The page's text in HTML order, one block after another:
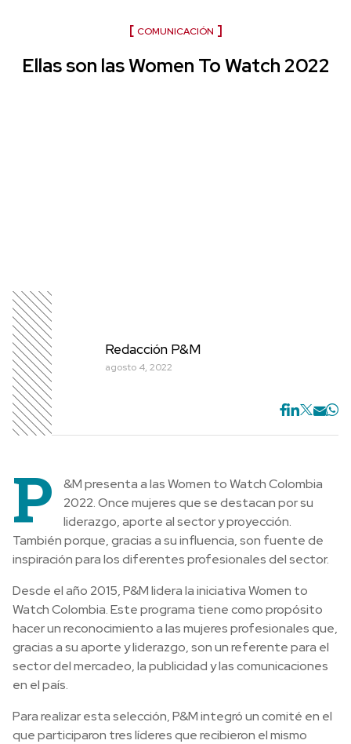
COMUNICACIÓN
Ellas son las Women To Watch 2022
Redacción P&M
agosto 4, 2022
P
&M presenta a las Women to Watch Colombia
2022. Once mujeres que se destacan por su
liderazgo, aporte al sector y proyección.
También porque, gracias a su influencia, son fuente de
inspiración para los diferentes profesionales del sector.
Desde el año 2015, P&M lidera la iniciativa Women to
Watch Colombia. Este programa tiene como propósito
hacer un reconocimiento a las mujeres profesionales que,
gracias a su aporte y liderazgo, son un referente para el
sector del mercadeo, la publicidad y las comunicaciones
en el país.
Para realizar esta selección, P&M integró un comité en el
que participaron tres líderes que recibieron el mismo